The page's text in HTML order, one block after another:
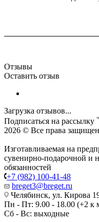
Отзывы
Оставить отзыв
Загрузка отзывов...
Подписаться на рассылку
2026 © Все права
Изготавливаемая на
сувенирно-подарочной и
обязанностей
+7 (982) 100-41-48
breget3@breget.ru
Челябинск, ул. Кирова
Пн - Пт: 9.00 - 18.00 (+2 к
Сб - Вс: выходные